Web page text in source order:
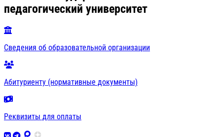
педагогический университет
Сведения об образовательной организации
Абитуриенту (нормативные документы)
Реквизиты для оплаты